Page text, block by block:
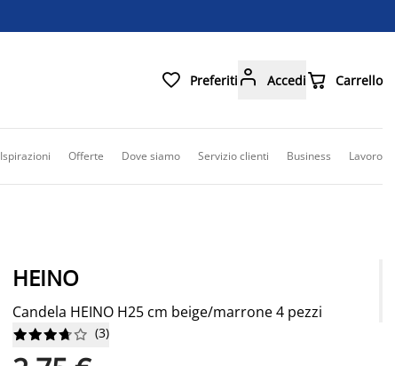
 Preferiti  Accedi Carrello
Ispirazioni Offerte Dove siamo Servizio clienti Business Lavoro
HEINO
Candela HEINO H25 cm beige/marrone 4 pezzi





 (3)